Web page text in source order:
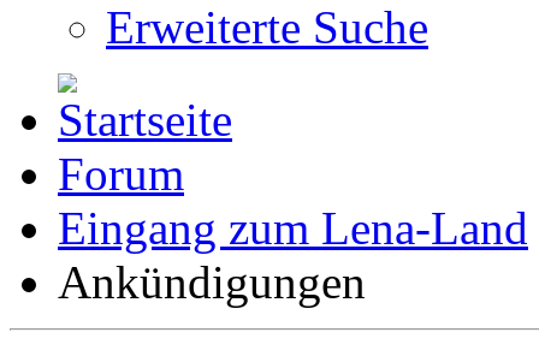
Erweiterte Suche
Forum
Eingang zum Lena-Land
Ankündigungen